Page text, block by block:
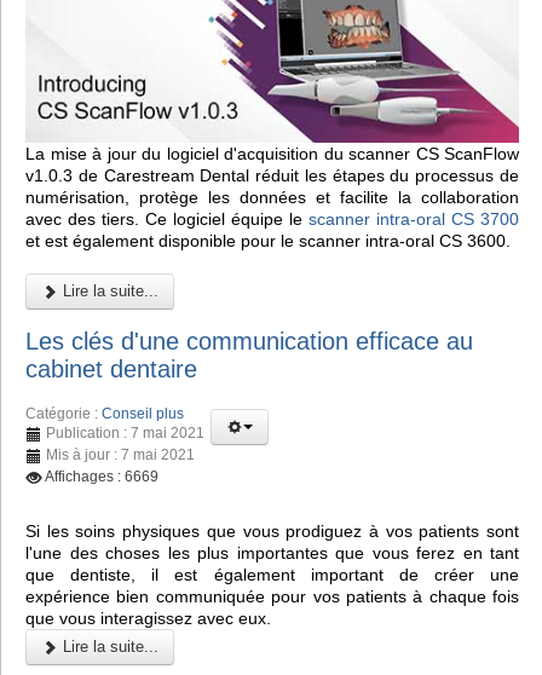
La mise à jour du logiciel d'acquisition du scanner CS ScanFlow
v1.0.3 de Carestream Dental réduit les étapes du processus de
numérisation, protège les données et facilite la collaboration
avec des tiers. Ce logiciel équipe le scanner intra-oral CS 3700
et est également disponible pour le scanner intra-oral CS 3600.
Lire la suite...
Les clés d'une communication efficace au
cabinet dentaire
Catégorie : Conseil plus
Publication : 7 mai 2021
Mis à jour : 7 mai 2021
Affichages : 6669
Si les soins physiques que vous prodiguez à vos patients sont
l'une des choses les plus importantes que vous ferez en tant
que dentiste, il est également important de créer une
expérience bien communiquée pour vos patients à chaque fois
que vous interagissez avec eux.
Lire la suite...